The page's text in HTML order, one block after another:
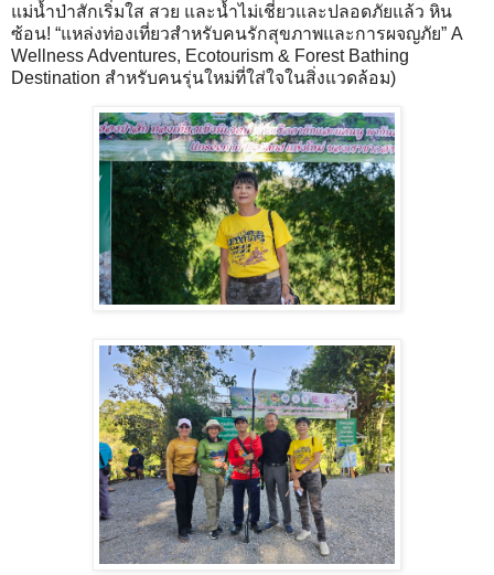
แม่น้ำป่าสักเริ่มใส สวย และน้ำไม่เชี่ยวและปลอดภัยแล้ว หิน
ซ้อน! “แหล่งท่องเที่ยวสำหรับคนรักสุขภาพและการผจญภัย” A
Wellness Adventures, Ecotourism & Forest Bathing
Destination สำหรับคนรุ่นใหม่ที่ใส่ใจในสิ่งแวดล้อม)